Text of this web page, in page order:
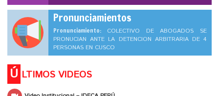
Pronunciamientos
Pronunciamiento: COLECTIVO DE ABOGADOS SE
PRONUCIAN ANTE LA DETENCION ARBITRARIA DE 4
PERSONAS EN CUSCO
Ú LTIMOS VIDEOS